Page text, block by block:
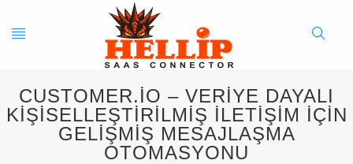
Toggle
navigation
Search
Button
CUSTOMER.IO – VERIYE DAYALI
KIŞISELLEŞTIRILMIŞ İLETIŞIM IÇIN
GELIŞMIŞ MESAJLAŞMA
OTOMASYONU